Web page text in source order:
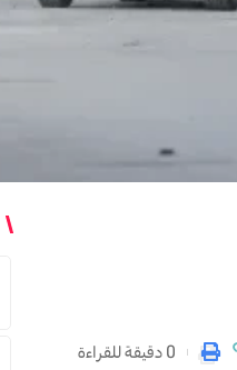
0 دقيقة للقراءة